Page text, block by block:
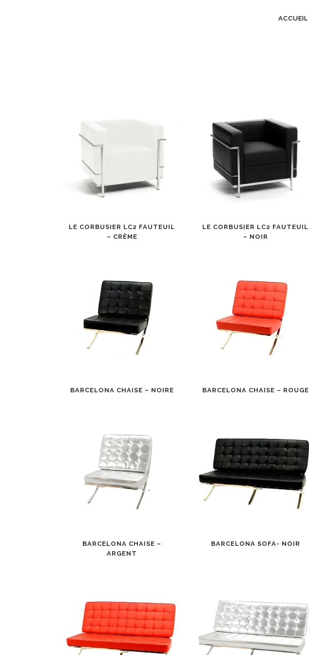
ACCUEIL
LE CORBUSIER LC2 FAUTEUIL
– CRÈME
LE CORBUSIER LC2 FAUTEUIL
– NOIR
BARCELONA CHAISE – NOIRE BARCELONA CHAISE – ROUGE
BARCELONA CHAISE –
ARGENT
BARCELONA SOFA- NOIR